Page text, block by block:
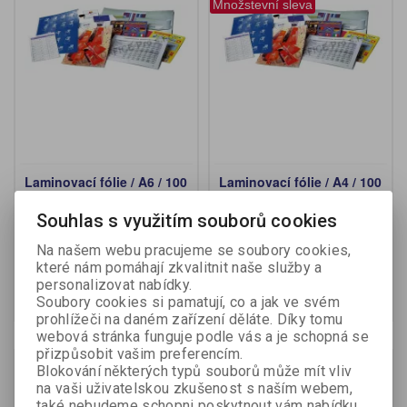
Laminovací fólie / A6 / 100
Katalogové číslo:435950
93,50 Kč (bez DPH:)
Koupit
Množstevní sleva
Laminovací fólie / A4 / 100
Katalogové číslo:435710
304 Kč (bez DPH:)
Koupit
Souhlas s využitím souborů cookies
Na našem webu pracujeme se soubory cookies,
které nám pomáhají zkvalitnit naše služby a
personalizovat nabídky.
Soubory cookies si pamatují, co a jak ve svém
prohlížeči na daném zařízení děláte. Díky tomu
webová stránka funguje podle vás a je schopná se
přizpůsobit vašim preferencím.
Blokování některých typů souborů může mít vliv
na vaši uživatelskou zkušenost s naším webem,